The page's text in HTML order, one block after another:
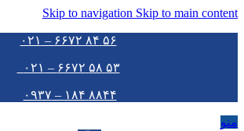
Skip to navigation Skip to main content
۵۶ ۸۴ ۶۶۷۲ – ۰۲۱
۵۳ ۵۸ ۶۶۷۲ – ۰۲۱
۸۸۴۴ ۱۸۴ – ۰۹۳۷
منو